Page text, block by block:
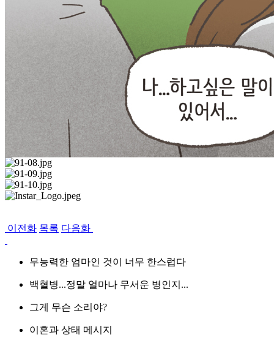
이전화 목록 다음화
무능력한 엄마인 것이 너무 한스럽다
백혈병...정말 얼마나 무서운 병인지...
그게 무슨 소리야?
이혼과 상태 메시지